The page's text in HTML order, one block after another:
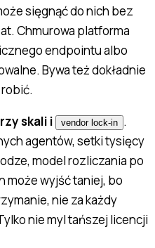
sięgnąć do nich bez
Chmurowa platforma
endpointu albo
Bywa też dokładnie
skali i vendor lock-in .
agentów, setki tysięcy
model rozliczania po
może wyjść taniej, bo
nie za każdy
nie myl tańszej licencji